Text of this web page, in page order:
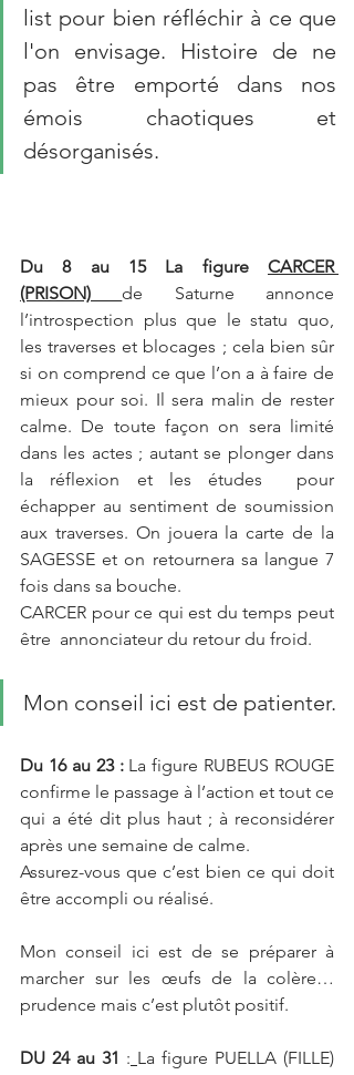
list pour bien réfléchir à ce que
l'on envisage. Histoire de ne
pas être emporté dans nos
émois chaotiques et
désorganisés.
Du 8 au 15 La figure CARCER
(PRISON) de Saturne annonce
l’introspection plus que le statu quo,
les traverses et blocages ; cela bien sûr
si on comprend ce que l’on a à faire de
mieux pour soi. Il sera malin de rester
calme. De toute façon on sera limité
dans les actes ; autant se plonger dans
la réflexion et les études  pour
échapper au sentiment de soumission
aux traverses. On jouera la carte de la
SAGESSE et on retournera sa langue 7
fois dans sa bouche.
CARCER pour ce qui est du temps peut
être  annonciateur du retour du froid.
Mon conseil ici est de patienter.
Du 16 au 23 : La figure RUBEUS ROUGE
confirme le passage à l’action et tout ce
qui a été dit plus haut ; à reconsidérer
après une semaine de calme.
Assurez-vous que c’est bien ce qui doit
être accompli ou réalisé.
Mon conseil ici est de se préparer à
marcher sur les œufs de la colère…
prudence mais c’est plutôt positif.
DU 24 au 31 : La figure PUELLA (FILLE)